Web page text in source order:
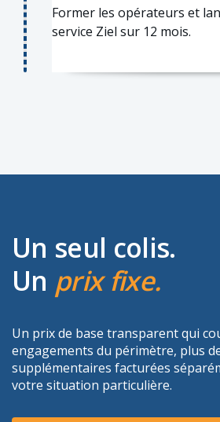
Former les opérateurs et
service Ziel sur 12 mois.
Un seul colis.
Un prix fixe.
Un prix de base transparent qui
engagements du périmètre, plus
supplémentaires facturées
votre situation particulière.